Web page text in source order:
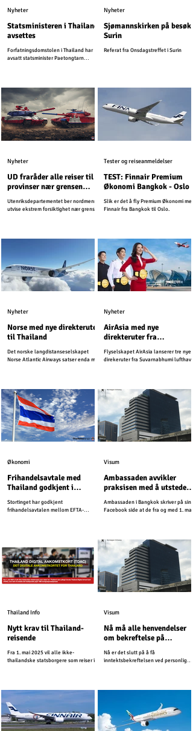
Statsministeren i Thailand
avsettes
Forfatningsdomstolen i Thailand har
avsatt statsminister Paetongtarn
Nyheter
Sjømannskirken på besøk i
Surin
Referat fra Onsdagstreffet i Surin
Nyheter
UD fraråder alle reiser til
provinser nær grensen
Thailand
Utenriksdepartementet ber nordmenn
utvise ekstrem forsiktighet nær grensen
Nyheter
TEST: Finnair Premium
Økonomi Bangkok - Oslo
Slik er det å fly Premium Økonomi med
Finnair fra Bangkok til Oslo.
Tester og reiseanmeldelser
Norse med nye direkteruter
til Thailand
Det norske langdistanseselskapet
Norse Atlantic Airways satser enda mer
Nyheter
AirAsia med nye
direkteruter fra
Flyselskapet AirAsia lanserer tre nye
direkeruter fra Suvarnabhumi lufthavn.
Nyheter
Frihandelsavtale med
Thailand godkjent i
Stortinget har godkjent
frihandelsavtalen mellom EFTA-
Økonomi
Ambassaden avvikler
praksisen med å utstede
Ambassaden i Bangkok skriver på sin
Facebook side at de fra og med 1. mai
Visum
Nytt krav til Thailand-
reisende
Fra 1. mai 2025 vil alle ikke-
thailandske statsborgere som reiser inn
Thailand Info
Nå må alle henvendelser
om bekreftelse på
ambassaden per post
Nå er det slutt på å få
inntektsbekreftelsen ved personlig
Visum